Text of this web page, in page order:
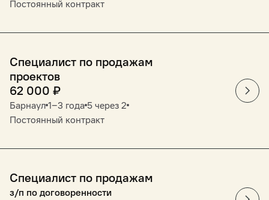
Постоянный контракт
Специалист по продажам
проектов
62 000 ₽
Барнаул 1‒3 года 5 через 2
Постоянный контракт
Специалист по продажам
з/п по договоренности